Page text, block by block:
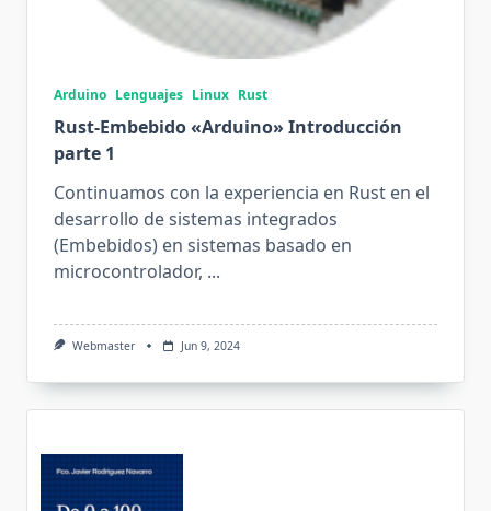
Arduino Lenguajes Linux Rust
Rust-Embebido «Arduino» Introducción
parte 1
Continuamos con la experiencia en Rust en el
desarrollo de sistemas integrados
(Embebidos) en sistemas basado en
microcontrolador, ...
Webmaster Jun 9, 2024